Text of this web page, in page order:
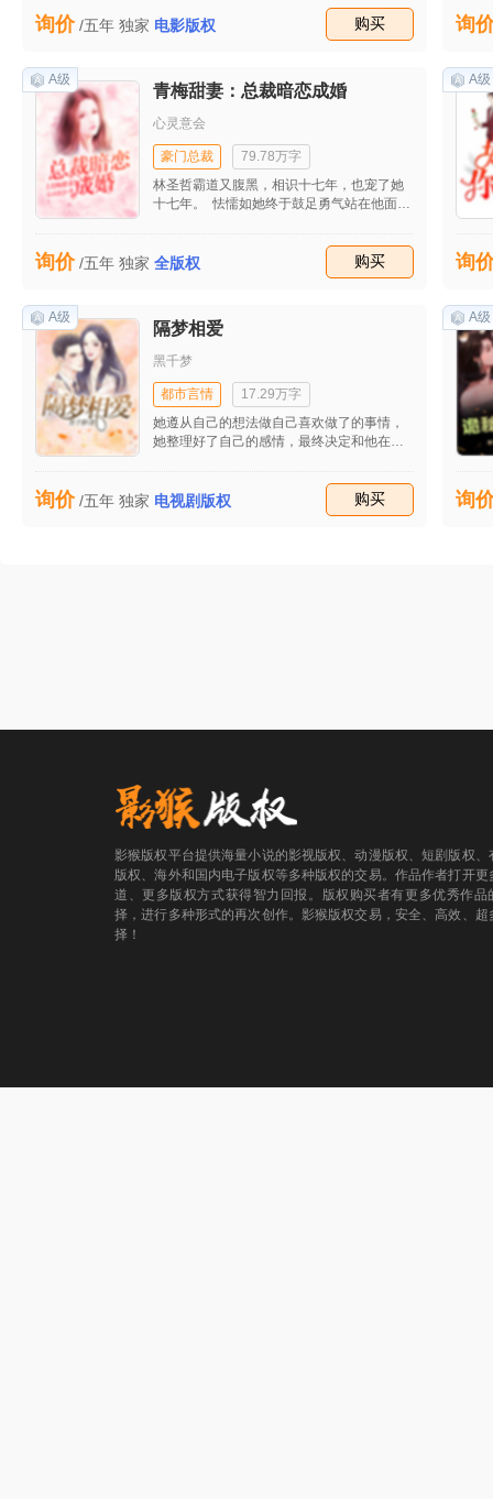
生成了自己的重重外孙女。 她发誓要过一回
恣意潇洒的人生，谁料美好生活还没开始，
皇子！ 惹不起我还躲不起嘛。谁料她战战兢
兢避他如蛇蝎，他却非要腻着她谈真爱。 沈
念心表示：“要真爱？对不起，没有。这个真
没有！”
询价 /五年 独家 电影版权 购买 询
A级
青梅甜妻：总裁暗恋成婚
心灵意会
豪门总裁
79.78万字
林圣哲霸道又腹黑，相识十七年，也宠了她
十七年。 怯懦如她终于鼓足勇气站在他面前
他长得一模一样的小正太歪着头问：“你不是
在妈妈枕头下的照片里吗？怎么跑出来啦？”
无可奈何地笑：“林圣哲，你这么高的个子，
心眼怎么这么小？” 林圣哲慵懒地靠在椅背
上，点点头：“我的人，别人看一眼都觉得是
冷血入骨。 夏若�B笑靥如花，一双眼似是
夜空中的星辰般明亮，“林圣哲，你是我眼都
不眨就可以说爱的人，而我却是你头都不抬
就能够放手的人。” 【情深版】 夏若�B被
她转身狠狠推开他，红着眼道：“林圣哲，你
怎么这么不要脸！嘴上说要跟我分开，现在
询价 /五年 独家 全版权 购买
A级
询
A级
隔梦相爱
黑千梦
都市言情
17.29万字
她遵从自己的想法做自己喜欢做了的事情，
她整理好了自己的感情，最终决定和他在一
笑摸着手指上的婚戒倚在韩星辰怀中想到。
“在想什么？”韩星辰温柔的看着自己怀中的小
询价 /五年 独家 电视剧版权 购买
A级
询
影猴版权平台提供海量小说的影视版权、动漫版权、短剧版权、
版权、海外和国内电子版权等多种版权的交易。作品作者打开更
道、更多版权方式获得智力回报。版权购买者有更多优秀作品
择，进行多种形式的再次创作。影猴版权交易，安全、高效、超
择！